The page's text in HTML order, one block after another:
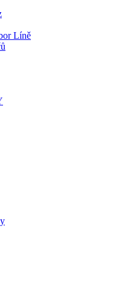
Líně